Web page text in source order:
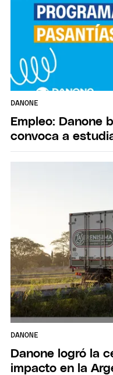
DANONE
Empleo: Danone
convoca a
DANONE
Danone logró la
impacto en la